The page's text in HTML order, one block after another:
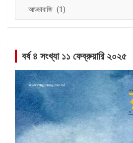
বর্ষ ৪ সংখ্যা ১১ ফেব্রুয়ারি ২০২৫